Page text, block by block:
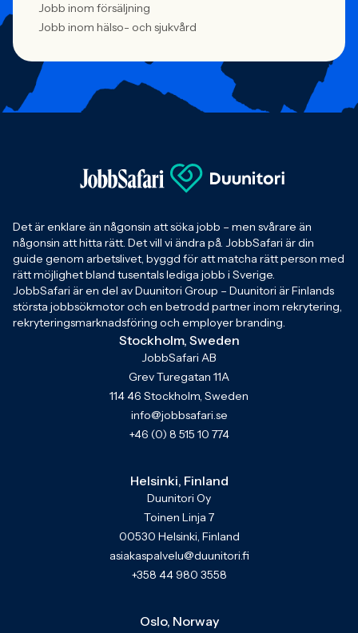
Jobb inom försäljning
Jobb inom hälso- och sjukvård
Det är enklare än någonsin att söka jobb – men svårare än
någonsin att hitta rätt. Det vill vi ändra på. JobbSafari är din
guide genom arbetslivet, byggd för att matcha rätt person med
rätt möjlighet bland tusentals lediga jobb i Sverige.
JobbSafari är en del av Duunitori Group – Duunitori är Finlands
största jobbsökmotor och en betrodd partner inom rekrytering,
rekryteringsmarknadsföring och employer branding.
Stockholm, Sweden
JobbSafari AB
Grev Turegatan 11A
114 46 Stockholm, Sweden
info@jobbsafari.se
+46 (0) 8 515 10 774
Helsinki, Finland
Duunitori Oy
Toinen Linja 7
00530 Helsinki, Finland
asiakaspalvelu@duunitori.fi
+358 44 980 3558
Oslo, Norway